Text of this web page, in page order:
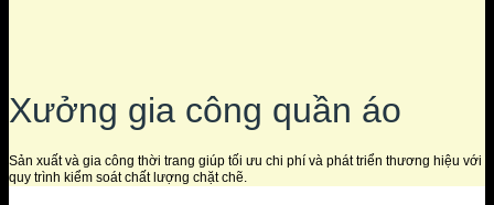
Xưởng gia công quần áo
Sản xuất và gia công thời trang giúp tối ưu chi phí và phát triển thương hiệu với
quy trình kiểm soát chất lượng chặt chẽ.